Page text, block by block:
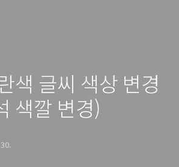
색 글씨 색상 변경
색깔 변경)